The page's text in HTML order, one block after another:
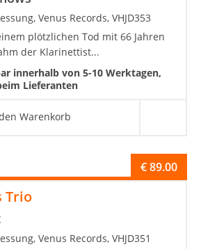
Venus Records, VHJD353
plötzlichen Tod mit 66 Jahren
der Klarinettist...
innerhalb von 5-10 Werktagen,
Lieferanten
Warenkorb
Trio
€89.00
Venus Records, VHJD351